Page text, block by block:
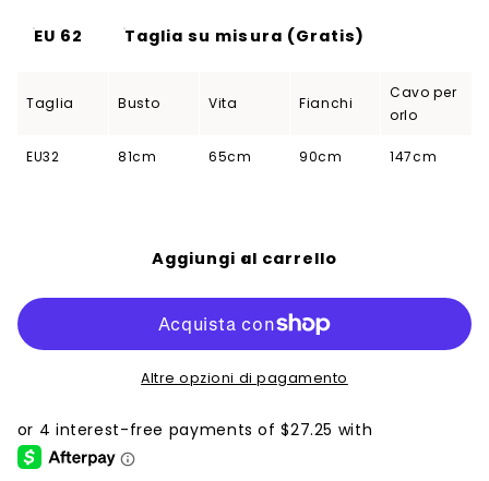
EU 62 Taglia su misura (Gratis)
Taglia Busto Vita Fianchi
Cavo per
orlo
EU32 81cm 65cm 90cm 147cm
Aggiungi al carrello
Altre opzioni di pagamento